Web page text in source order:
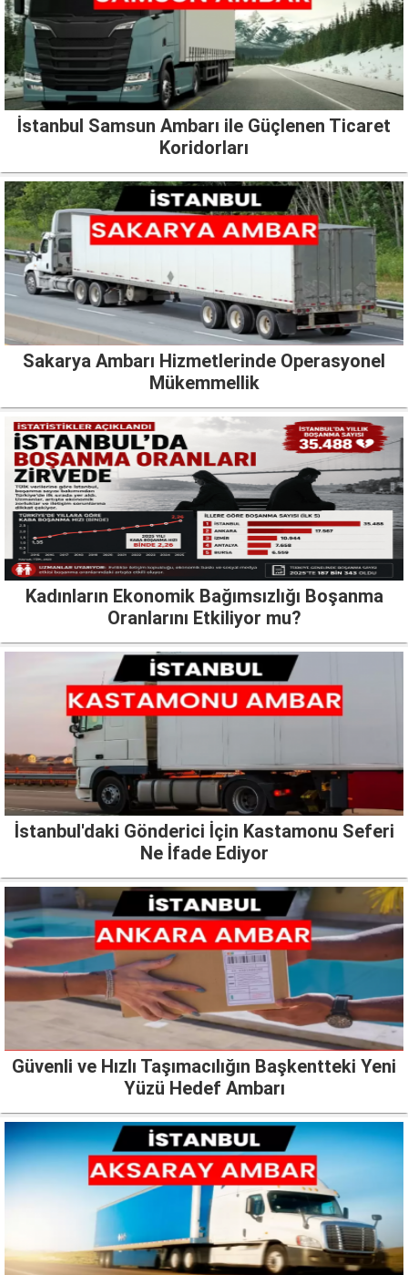
İstanbul Samsun Ambarı ile Güçlenen Ticaret
Koridorları
Sakarya Ambarı Hizmetlerinde Operasyonel
Mükemmellik
Kadınların Ekonomik Bağımsızlığı Boşanma
Oranlarını Etkiliyor mu?
İstanbul'daki Gönderici İçin Kastamonu Seferi
Ne İfade Ediyor
Güvenli ve Hızlı Taşımacılığın Başkentteki Yeni
Yüzü Hedef Ambarı